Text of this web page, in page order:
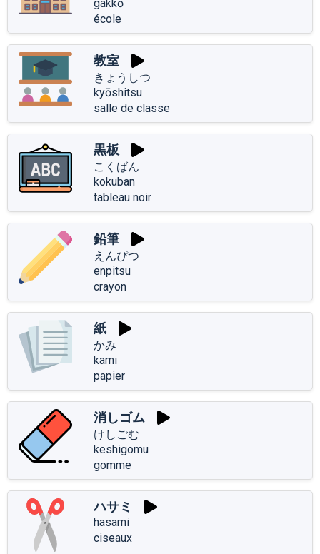
gakkō
école
教室
きょうしつ
kyōshitsu
salle de classe
黒板
こくばん
kokuban
tableau noir
鉛筆
えんぴつ
enpitsu
crayon
紙
かみ
kami
papier
消しゴム
けしごむ
keshigomu
gomme
ハサミ
hasami
ciseaux